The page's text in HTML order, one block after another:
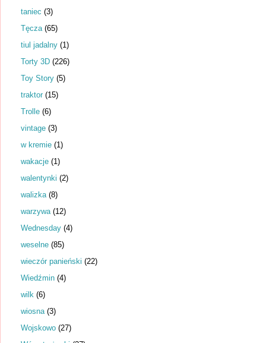
taniec (3)
Tęcza (65)
tiul jadalny (1)
Torty 3D (226)
Toy Story (5)
traktor (15)
Trolle (6)
vintage (3)
w kremie (1)
wakacje (1)
walentynki (2)
walizka (8)
warzywa (12)
Wednesday (4)
weselne (85)
wieczór panieński (22)
Wiedźmin (4)
wilk (6)
wiosna (3)
Wojskowo (27)